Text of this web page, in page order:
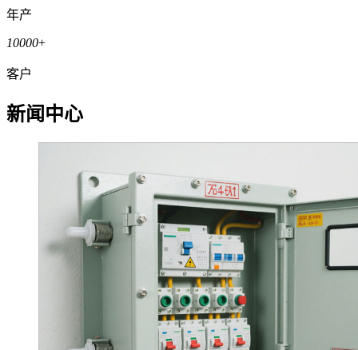
年产
10000+
客户
新闻中心